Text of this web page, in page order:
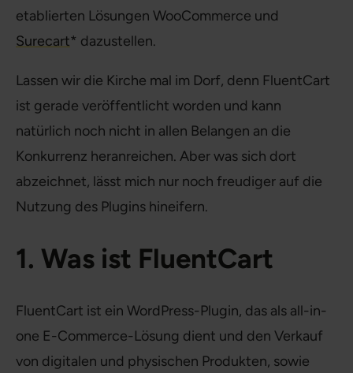
etablierten Lösungen WooCommerce und
Surecart* dazustellen.
Lassen wir die Kirche mal im Dorf, denn FluentCart
ist gerade veröffentlicht worden und kann
natürlich noch nicht in allen Belangen an die
Konkurrenz heranreichen. Aber was sich dort
abzeichnet, lässt mich nur noch freudiger auf die
Nutzung des Plugins hineifern.
1. Was ist FluentCart
FluentCart ist ein WordPress-Plugin, das als all-in-
one E-Commerce-Lösung dient und den Verkauf
von digitalen und physischen Produkten, sowie